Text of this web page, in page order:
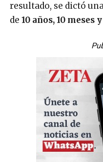
resultado, se dictó
de 10 años, 10 meses